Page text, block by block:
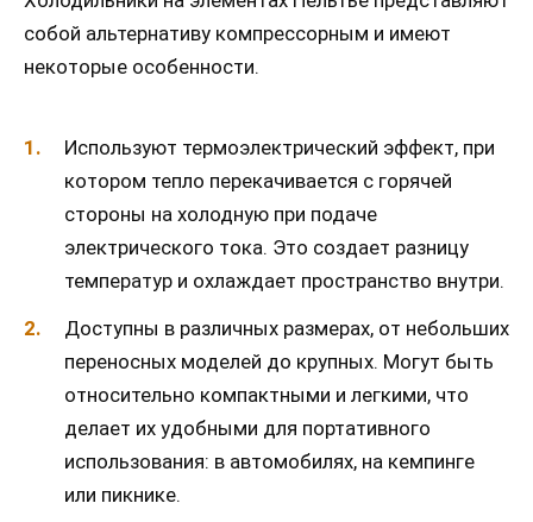
собой альтернативу компрессорным и имеют
некоторые особенности.
Используют термоэлектрический эффект, при
котором тепло перекачивается с горячей
стороны на холодную при подаче
электрического тока. Это создает разницу
температур и охлаждает пространство внутри.
Доступны в различных размерах, от небольших
переносных моделей до крупных. Могут быть
относительно компактными и легкими, что
делает их удобными для портативного
использования: в автомобилях, на кемпинге
или пикнике.